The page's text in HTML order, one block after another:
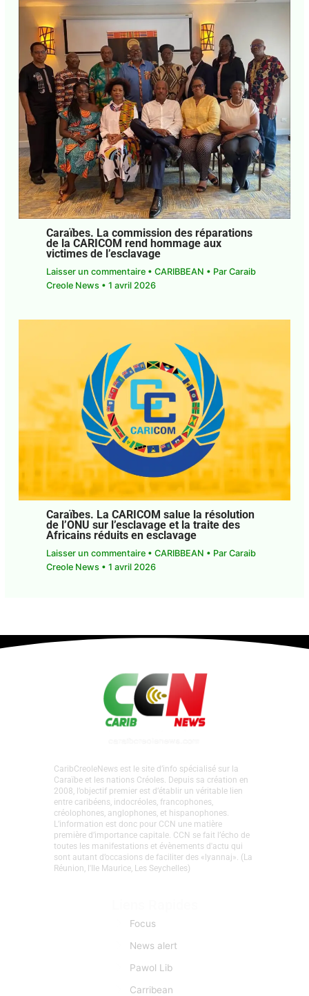
Caraïbes. La CARICOM envoie une aide
humanitaire à Cuba avec le soutien du
Mexique
Laisser un commentaire CARIBBEAN• Par
Caraib Creole News•1 avril 2026
Caraïbes. La commission des réparations
victimes de l’esclavage
Laisser un commentaire CARIBBEAN• Par
Caraib Creole News•1 avril 2026
Laisser un commentaire •CARIBBEAN• Par
Caraib Creole News
CaribCreoleNews est le site d’info spécialisé sur la
Caraïbe et les nations Créoles. Depuis sa création en
2008, l’objectif premier est d’établir un véritable lien
toutes les manifestations et évènements d'actu qui
Réunion, l'Ile Maurice, Les Seychelles)
Liens Rapides